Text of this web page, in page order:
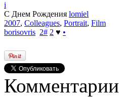
i
С Днем Рождения lomiel
2007, Colleagues, Portrait, Film
borisovris 2# 2 ♥ •
Комментарии